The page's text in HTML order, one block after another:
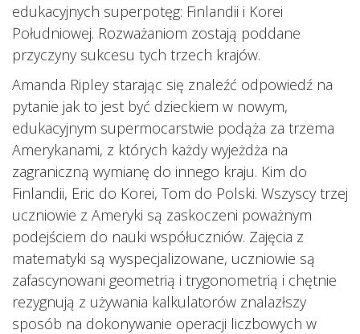
edukacyjnych superpotęg: Finlandii i Korei
Południowej. Rozważaniom zostają poddane
przyczyny sukcesu tych trzech krajów.
Amanda Ripley starając się znaleźć odpowiedź na
pytanie jak to jest być dzieckiem w nowym,
edukacyjnym supermocarstwie podąża za trzema
Amerykanami, z których każdy wyjeżdża na
zagraniczną wymianę do innego kraju. Kim do
Finlandii, Eric do Korei, Tom do Polski. Wszyscy trzej
uczniowie z Ameryki są zaskoczeni poważnym
podejściem do nauki współuczniów. Zajęcia z
matematyki są wyspecjalizowane, uczniowie są
zafascynowani geometrią i trygonometrią i chętnie
rezygnują z używania kalkulatorów znalazłszy
sposób na dokonywanie operacji liczbowych w